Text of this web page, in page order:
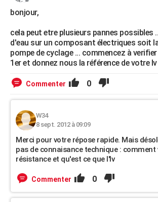
FORUM
Bricolage
Lifestyle
Culture
Sport
Auto
Television
Voyage
Cinema
bonjour,
cela peut etre plusieurs pannes possibles
d'eau sur un composant électriques soit
pompe de cyclage ... commencez à
1er et donnez nous la référence de votre lv
Commenter 0
W34
8 sept. 2012 à 09:09
Merci pour votre répose rapide. Mais
pas de connaisance technique : comment
résistance et qu'est ce que l'Iv
Commenter 0